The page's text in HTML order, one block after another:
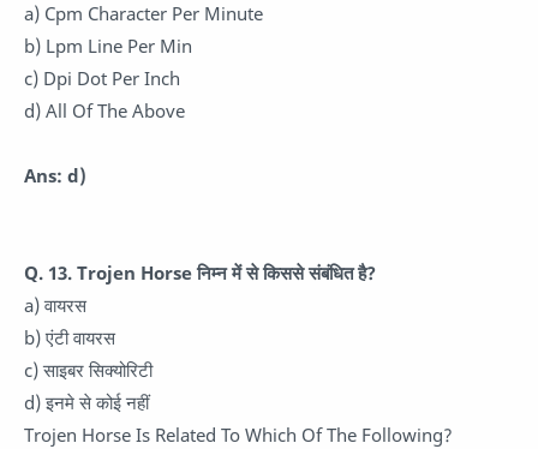
a) Cpm Character Per Minute
b) Lpm Line Per Min
c) Dpi Dot Per Inch
d) All Of The Above
Ans: d)
Q. 13. Trojen Horse निम्न में से किससे संबंधित है?
a) वायरस
b) एंटी वायरस
c) साइबर सिक्योरिटी
d) इनमे से कोई नहीं
Trojen Horse Is Related To Which Of The Following?